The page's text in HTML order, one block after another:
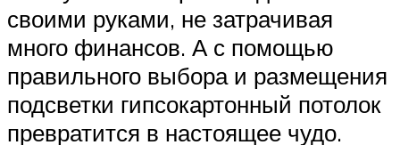
своими руками, не затрачивая
много финансов. А с помощью
правильного выбора и размещения
подсветки гипсокартонный потолок
превратится в настоящее чудо.